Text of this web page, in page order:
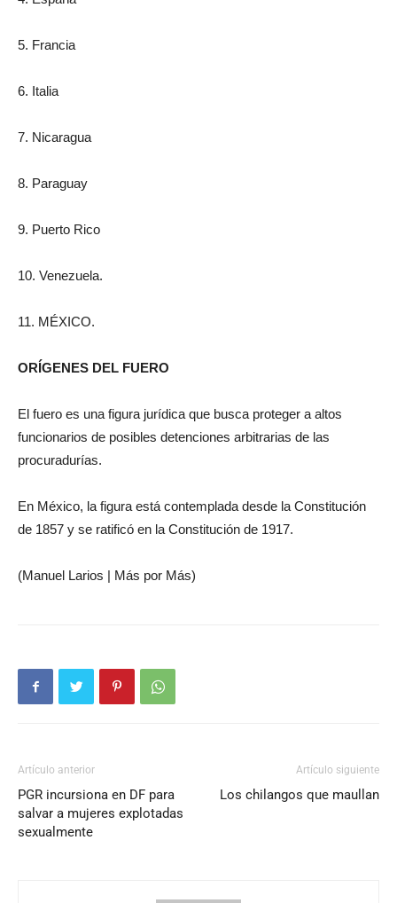
5. Francia
6. Italia
7. Nicaragua
8. Paraguay
9. Puerto Rico
10. Venezuela.
11. MÉXICO.
ORÍGENES DEL FUERO
El fuero es una figura jurídica que busca proteger a altos
funcionarios de posibles detenciones arbitrarias de las
procuradurías.
En México, la figura está contemplada desde la Constitución
de 1857 y se ratificó en la Constitución de 1917.
(Manuel Larios | Más por Más)
Artículo anterior
PGR incursiona en DF para
salvar a mujeres explotadas
sexualmente
Artículo siguiente
Los chilangos que maullan